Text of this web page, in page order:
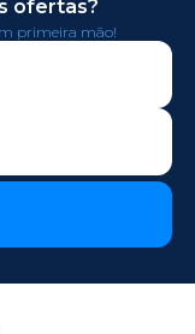
ofertas?
primeira mão!